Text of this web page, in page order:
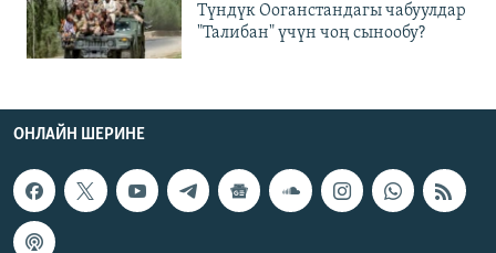
Түндүк Ооганстандагы чабуулдар
"Талибан" үчүн чоң сынообу?
ОНЛАЙН ШЕРИНЕ